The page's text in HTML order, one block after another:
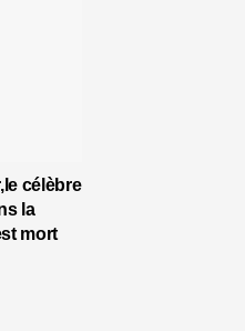
célèbre
la
mort